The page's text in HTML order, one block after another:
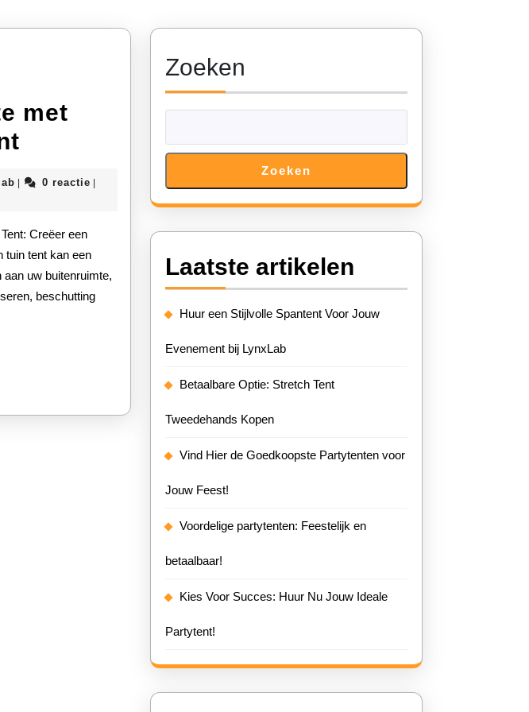
met
Creëer
Sfeervolle
Buitenruimte
met
een
lynxlab0 reactie
tuin tent kan een
uw buitenruimte,
beschutting
Zoeken
Zoeken
Laatste artikelen
Huur een Stijlvolle Spantent Voor Jouw
Evenement bij LynxLab
Betaalbare Optie: Stretch Tent
Tweedehands Kopen
Vind Hier de Goedkoopste Partytenten voor
Jouw Feest!
Voordelige partytenten: Feestelijk en
betaalbaar!
Kies Voor Succes: Huur Nu Jouw Ideale
Partytent!